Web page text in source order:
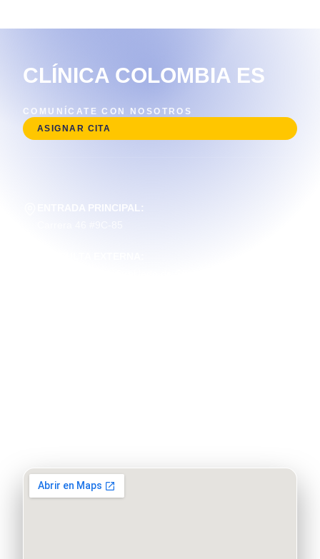
CLÍNICA COLOMBIA ES
COMUNÍCATE CON NOSOTROS
ASIGNAR CITA
ENTRADA PRINCIPAL: